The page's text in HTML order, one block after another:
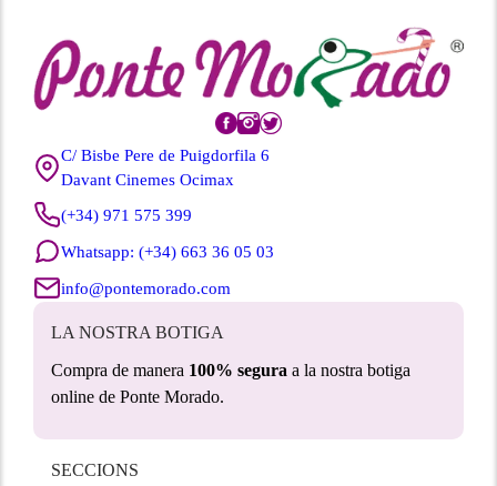
C/ Bisbe Pere de Puigdorfila 6
Davant Cinemes Ocimax
(+34) 971 575 399
Whatsapp: (+34) 663 36 05 03
info@pontemorado.com
LA NOSTRA BOTIGA
Compra de manera 100% segura a la nostra botiga
online de Ponte Morado.
SECCIONS